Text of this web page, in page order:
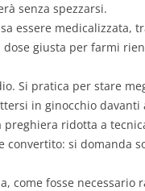
senza spezzarsi.
essere medicalizzata,
giusta per farmi
Si pratica per stare
in ginocchio davanti
preghiera ridotta a
convertito: si domanda
come fosse necessario